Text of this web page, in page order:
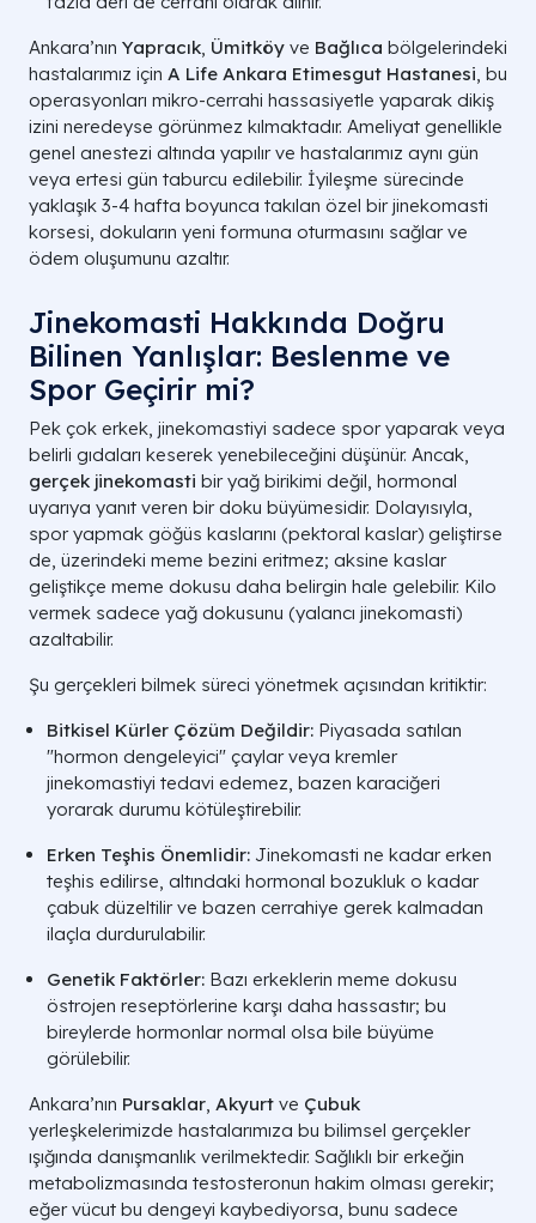
Özellik Gerçek Jinekomasti
Doku Sert, Bezsel
Nedeni Hormonal
Kitle Meme ucu altında sertlik
Çözüm Cerrahi Şart
Ankara’nın Yapracık, Ümitköy ve Bağlıca bölgelerindeki
hastalarımız için A Life Ankara Etimesgut Hastanesi, bu
operasyonları mikro-cerrahi hassasiyetle yaparak dikiş
izini neredeyse görünmez kılmaktadır. Ameliyat genellikle
genel anestezi altında yapılır ve hastalarımız aynı gün
veya ertesi gün taburcu edilebilir. İyileşme sürecinde
yaklaşık 3-4 hafta boyunca takılan özel bir jinekomasti
korsesi, dokuların yeni formuna oturmasını sağlar ve
ödem oluşumunu azaltır.
Jinekomasti Hakkında Doğru
Bilinen Yanlışlar: Beslenme ve
Spor Geçirir mi?
Pek çok erkek, jinekomastiyi sadece spor yaparak veya
belirli gıdaları keserek yenebileceğini düşünür. Ancak,
gerçek jinekomasti bir yağ birikimi değil, hormonal
uyarıya yanıt veren bir doku büyümesidir. Dolayısıyla,
spor yapmak göğüs kaslarını (pektoral kaslar) geliştirse
de, üzerindeki meme bezini eritmez; aksine kaslar
geliştikçe meme dokusu daha belirgin hale gelebilir. Kilo
vermek sadece yağ dokusunu (yalancı jinekomasti)
azaltabilir.
Şu gerçekleri bilmek süreci yönetmek açısından kritiktir:
Bitkisel Kürler Çözüm Değildir: Piyasada satılan
"hormon dengeleyici" çaylar veya kremler
jinekomastiyi tedavi edemez, bazen karaciğeri
yorarak durumu kötüleştirebilir.
Erken Teşhis Önemlidir: Jinekomasti ne kadar erken
teşhis edilirse, altındaki hormonal bozukluk o kadar
çabuk düzeltilir ve bazen cerrahiye gerek kalmadan
ilaçla durdurulabilir.
Genetik Faktörler: Bazı erkeklerin meme dokusu
östrojen reseptörlerine karşı daha hassastır; bu
bireylerde hormonlar normal olsa bile büyüme
görülebilir.
Ankara’nın Pursaklar, Akyurt ve Çubuk
yerleşkelerimizde hastalarımıza bu bilimsel gerçekler
ışığında danışmanlık verilmektedir. Sağlıklı bir erkeğin
metabolizmasında testosteronun hakim olması gerekir;
eğer vücut bu dengeyi kaybediyorsa, bunu sadece